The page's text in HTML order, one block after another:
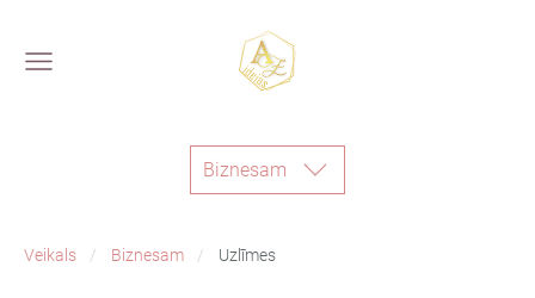
Biznesam
Veikals Biznesam Uzlīmes